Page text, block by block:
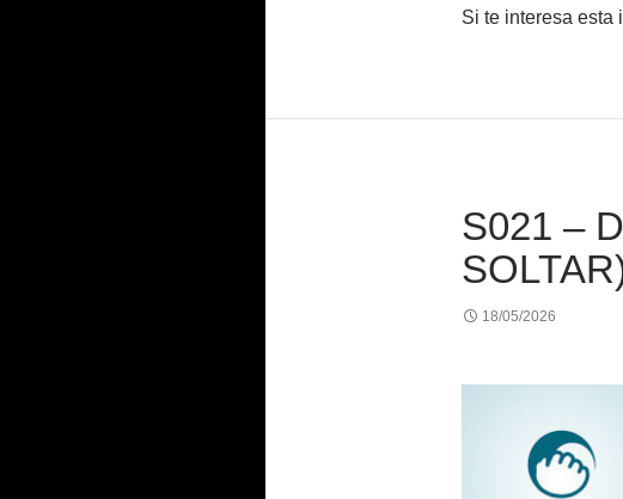
Si te interesa esta
S021 –
18/05/2026